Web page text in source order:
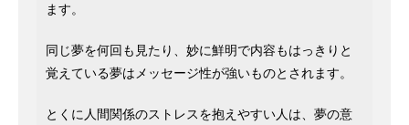
ます。
同じ夢を何回も見たり、妙に鮮明で内容もはっきりと
覚えている夢はメッセージ性が強いものとされます。
とくに人間関係のストレスを抱えやすい人は、夢の意